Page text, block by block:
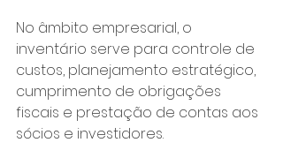
No âmbito empresarial, o
inventário serve para controle de
custos, planejamento estratégico,
cumprimento de obrigações
fiscais e prestação de contas aos
sócios e investidores.